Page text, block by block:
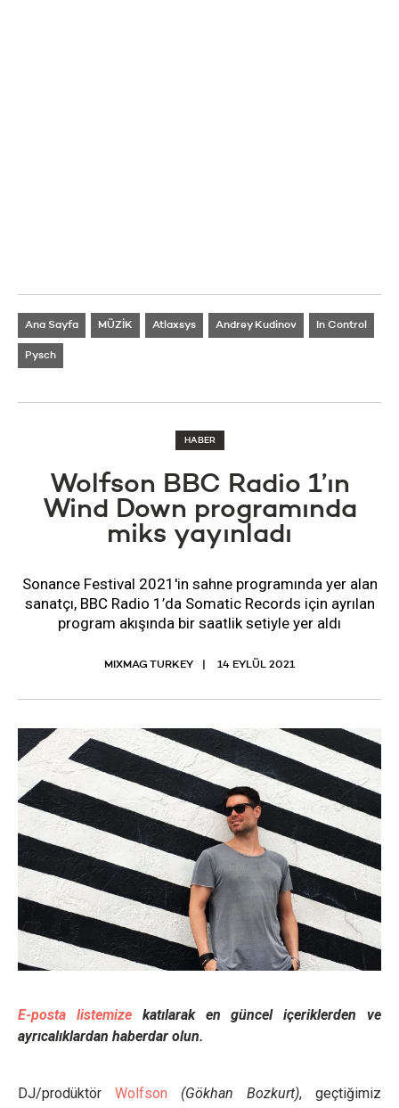
Ana Sayfa MÜZİK Atlaxsys Andrey Kudinov In Control
Pysch
HABER
Wolfson BBC Radio 1’ın
Wind Down programında
miks yayınladı
Sonance Festival 2021'in sahne programında yer alan
sanatçı, BBC Radio 1’da Somatic Records için ayrılan
program akışında bir saatlik setiyle yer aldı
MIXMAG TURKEY 14 EYLÜL 2021
E-posta listemizekatılarak en güncel içeriklerden ve
ayrıcalıklardan haberdar olun.
DJ/prodüktör Wolfson (Gökhan Bozkurt), geçtiğimiz